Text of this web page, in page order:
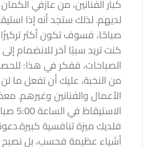
كبار الفنانين، من عازفي
صباحًا، فسوف تكون أكثر
كنت تريد سببًا آخر للانضمام
الأعمال والفنانين وغيرهم.
فلديك ميزة تنافسية كبيرة.
أشياء عظيمة فحسب، بل نصبح